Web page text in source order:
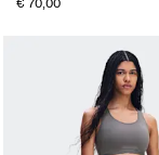
€ 70,00